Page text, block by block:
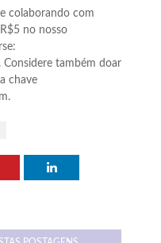
colaborando com
no nosso
. Considere também doar
chave